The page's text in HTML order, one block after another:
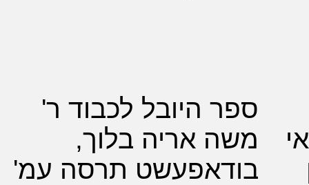
היובל לכבוד ר'
אריה בלוך,
תרסה עמ'